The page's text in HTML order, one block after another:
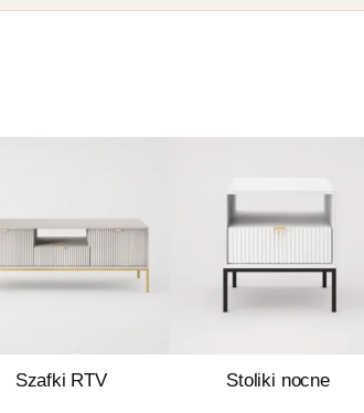
Szafki RTV Stoliki nocne